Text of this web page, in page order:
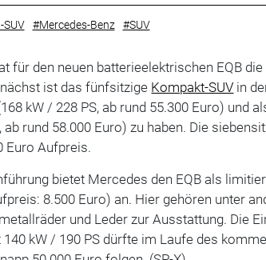
#Mercedes-Benz #SUV
für den neuen batterieelektrischen EQB
ist das fünfsitzige Kompakt-SUV in
kW / 228 PS, ab rund 55.300 Euro) und
ab rund 58.000 Euro) zu haben. Die
Euro Aufpreis.
bietet Mercedes den EQB als
8.500 Euro) an. Hier gehören unter
und Leder zur Ausstattung. Die
140 kW / 190 PS dürfte im Laufe des